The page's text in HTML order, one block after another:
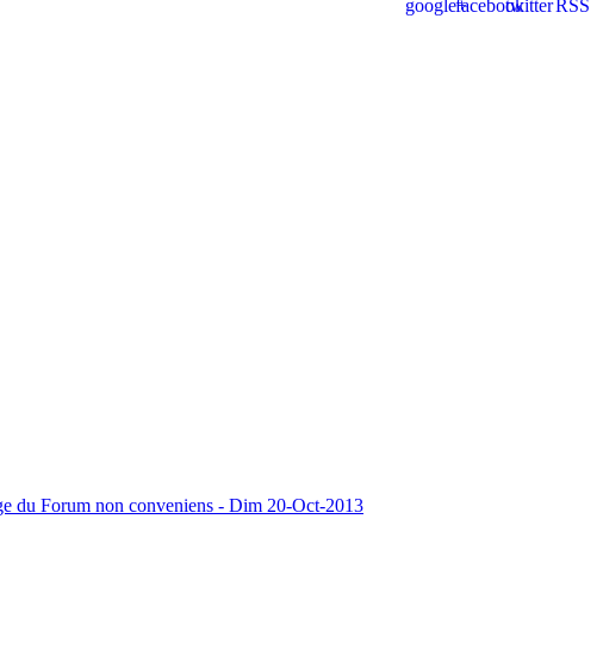
du Forum non conveniens - Dim 20-Oct-2013